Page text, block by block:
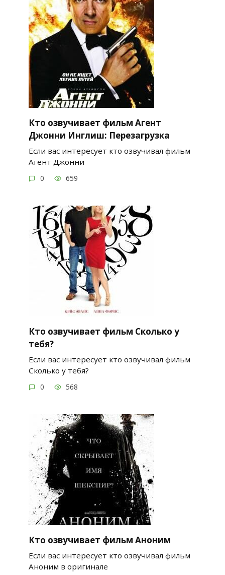
Кто озвучивает фильм Агент
Джонни Инглиш: Перезагрузка
Если вас интересует кто озвучивал фильм
Агент Джонни
0 659
Кто озвучивает фильм Сколько у
тебя?
Если вас интересует кто озвучивал фильм
Сколько у тебя?
0 568
Кто озвучивает фильм Аноним
Если вас интересует кто озвучивал фильм
Аноним в оригинале